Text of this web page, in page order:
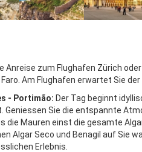
Anreise zum Flughafen Zürich
Am Flughafen erwartet Sie
- Portimão: Der Tag beginnt
Sie die entspannte
die Mauren einst die gesamte
Algar Seco und Benagil auf Sie
Erlebnis.